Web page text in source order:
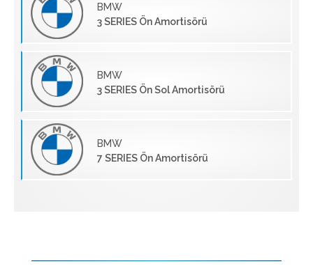
BMW
3 SERIES Ön Amortisörü
BMW
3 SERIES Ön Sol Amortisörü
BMW
7 SERIES Ön Amortisörü